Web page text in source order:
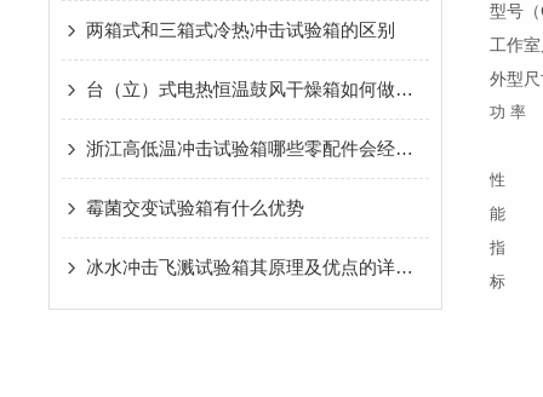
两箱式和三箱式冷热冲击试验箱的区别
台（立）式电热恒温鼓风干燥箱如何做到节能省电
浙江高低温冲击试验箱哪些零配件会经常损坏
霉菌交变试验箱有什么优势
冰水冲击飞溅试验箱其原理及优点的详细介绍
型号
工作
外型
功 率
性
能
指
标